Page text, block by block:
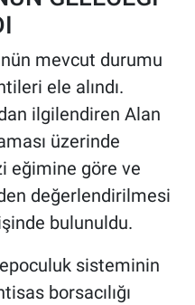
mevcut durumu
ele alındı.
ilgilendiren Alan
üzerinde
eğimine göre ve
değerlendirilmesi
bulunuldu.
sisteminin
borsacılığı